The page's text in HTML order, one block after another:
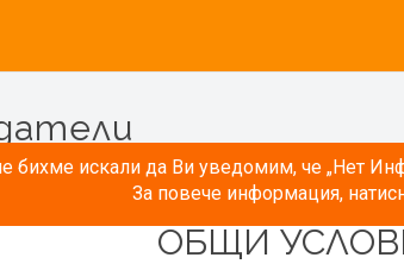
бихме искали да Ви уведомим, че „Нет
За повече информация,
ОБЩИ